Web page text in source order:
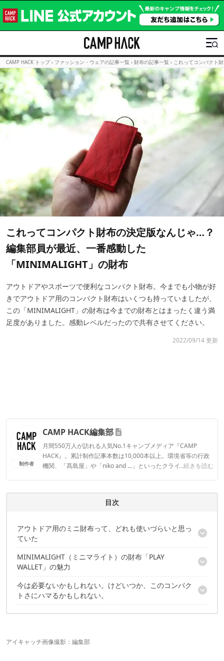
CAMP HACK トップ › ファッション・ウェアの記事一覧 › 財布の記事一覧 › これってコンパクト
これってコンパクト財布の決定版なんじゃ…？
編集部員が最近、一番感動した
「MINIMALIGHT」の財布
アウトドアやスポーツで便利なコンパクト財布。今までも小物が好
きでアウトドア用のコンパクト財布はいくつも持っていましたが、
この「MINIMALIGHT」の財布は今までの財布とはまったく違う満
足度がありました。感動レベルだったので共有させてください。
2022/09/14 更新
制作者
CAMP HACK編集部
月間550万人が訪れる人気No.1キャンプメディア『CAMP
HACK』。累計制作記事本数は10,000本以上。環境省等の行政
機関、「髙島屋」や「niko and ...」といったクライアントとの
...続きを読む
CAMP HACK編集部のプロフィール
目次
アウトドア用のミニ財布って、どれも使いづらいと思っ
ていた
MINIMALIGHT（ミニマライト）の財布
MINIMALIGHT（ミニマライト）の財布「PLAY
WALLET」の魅力
気分がちょっと上がる、デザイン性の良さ
収納力もしっかり申し分なし
ループ（フック）がめちゃくちゃ便利
今は必要ないかもしれない。けどいつか、このコンパク
トさにハマるかもしれない。
アイキャッチ画像撮影：編集部